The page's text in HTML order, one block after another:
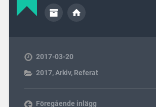
2017-03-20
2017,Arkiv, Referat
Föregående inlägg